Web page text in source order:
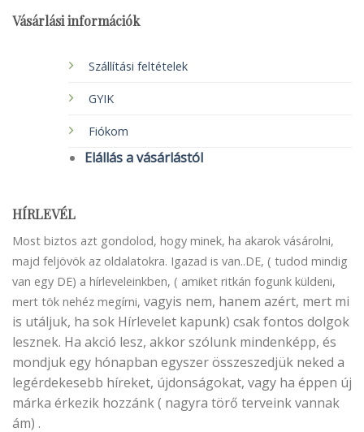
Vásárlási információk
Szállítási feltételek
GYIK
Fiókom
Elállás a vásárlástól
HÍRLEVÉL
Most biztos azt gondolod, hogy minek, ha akarok vásárolni,
majd feljövök az oldalatokra. Igazad is van..DE, ( tudod mindig
van egy DE) a hírleveleinkben, ( amiket ritkán fogunk küldeni,
mert tök nehéz megírni, vagyis nem, hanem azért, mert mi
is utáljuk, ha sok Hírlevelet kapunk) csak fontos dolgok
lesznek. Ha akció lesz, akkor szólunk mindenképp, és
mondjuk egy hónapban egyszer összeszedjük neked a
legérdekesebb híreket, újdonságokat, vagy ha éppen új
márka érkezik hozzánk ( nagyra törő terveink vannak
ám) .